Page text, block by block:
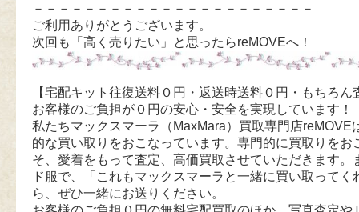
－－－－－－－－－－－－－－－－－－－－－－
ご利用ありがとうございます。
次回も「高く売りたい」と思ったらreMOVEへ！
【宅配キット往復送料０円・返送時送料０円・もちろん
お客様のご負担が０円の安心・安全を実現しています！
私たちマックスマーラ（MaxMara）買取専門店reMOVE
的な買い取りをおこなっています。専門的に買取りをお
そ、愛着をもって査定、高価買取させていただきます。
ド服で、「これもマックスマーラと一緒に買い取ってく
ら、ぜひ一緒にお送りください。